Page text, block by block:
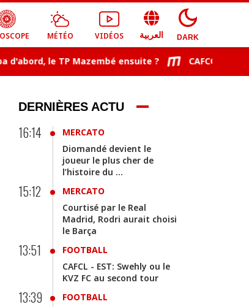
MÉTÉO VIDÉOS العربية DARK
le TP Mazembé ensuite ? CAFCC: Les
DERNIÈRES ACTU
16:14
MERCATO
Diomandé devient le
joueur le plus cher de
l’histoire du ...
15:12
MERCATO
Courtisé par le Real
Madrid, Rodri aurait choisi
le Barça
13:51
FOOTBALL
CAFCL - EST: Swehly ou le
KVZ FC au second tour
13:39
FOOTBALL